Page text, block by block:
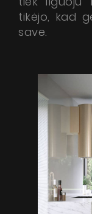
tikėjo, kad
save.